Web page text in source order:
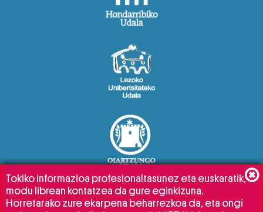
Tokiko informazioa profesionaltasunez eta euskaratik,
modu librean kontatzea da gure eginkizuna.
Horretarako zure ekarpena beharrezkoa da, eta ongi